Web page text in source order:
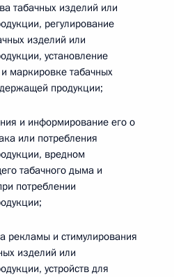
табачных изделий или
регулирование
изделий или
установление
маркировке табачных
продукции;
и информирование его о
или потребления
вредном
табачного дыма и
потреблении
рекламы и стимулирования
изделий или
устройств для